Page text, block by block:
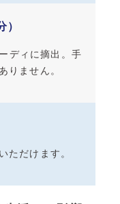
）
ディに摘出。手
りません。
ただけます。